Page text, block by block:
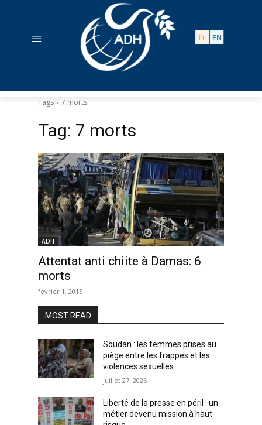
Tags 7 morts
Tag: 7 morts
ADH
Attentat anti chiite à Damas: 6
morts
février 1, 2015
MOST READ
Soudan : les femmes prises au
piège entre les frappes et les
violences sexuelles
juillet 27, 2026
Liberté de la presse en péril : un
métier devenu mission à haut